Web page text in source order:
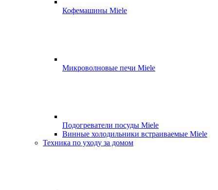
Кофемашины Miele
Микроволновые печи Miele
Подогреватели посуды Miele
Винные холодильники встраиваемые Miele
Техника по уходу за домом